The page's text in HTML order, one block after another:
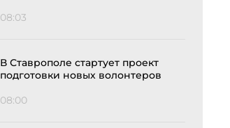
08:03
В Ставрополе стартует проект
подготовки новых волонтеров
08:00